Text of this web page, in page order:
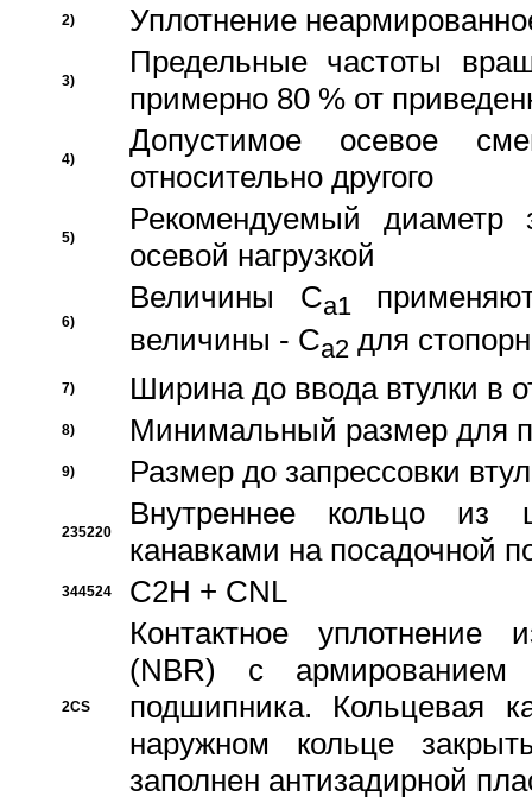
2) Уплотнение
3)
Предельные частоты
примерно 80 % от
4)
Допустимое осевое
относительно другого
5)
Рекомендуемый диаметр
осевой нагрузкой
6)
Величины Ca1
величины - Ca2 для
7) Ширина до ввода втулки в
8) Минимальный размер для
9) Размер до запрессовки
235220
Внутреннее кольцо из
канавками на посадочной
344524 C2H + CNL
2CS
Контактное уплотнение
(NBR) с
подшипника. Кольцевая
наружном кольце
заполнен антизадирной